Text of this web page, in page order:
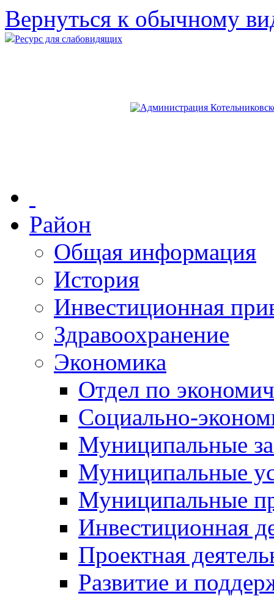
Вернуться к обычному
Ресурс для слабовидящих
Район
Общая информация
История
Инвестиционная
Здравоохранение
Экономика
Отдел по
Социально-
Муниципальные
Муниципальные
Муниципальные
Инвестиционная
Проектная
Развитие и